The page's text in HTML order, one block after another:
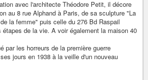
avec l'architecte Théodore Petit, il décore
au 8 rue Alphand à Paris, de sa sculpture "La
la femme" puis celle du 276 Bd Raspail
étapes de la vie. A voir également la maison 40
par les horreurs de la première guerre
jours en 1938 à la veille d'un nouveau